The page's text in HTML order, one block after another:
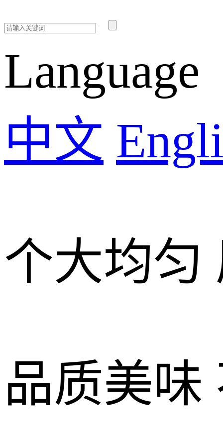
Language
中文
个大均匀
品质美味